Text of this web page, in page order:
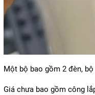
Một bộ bao gồm 2 đèn,
Giá chưa bao gồm công